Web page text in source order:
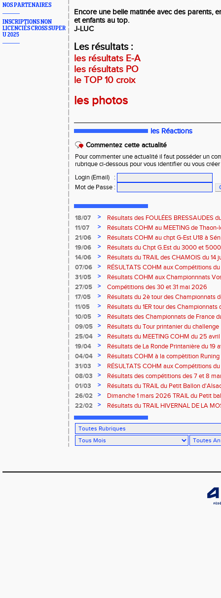
NOS PARTENAIRES
INSCRIPTIONS NON
LICENCIÉS CROSS SUPER
U 2025
Encore une belle matinée avec des parents,
et enfants au top.
J-LUC
Les résultats :
les résultats E-A
les résultats PO
le TOP 10 croix
les photos
les Réactions
Commentez cette actualité
Pour commenter une actualité il faut posséder un
rubrique ci-dessous pour vous identifier ou vous
Login (Email)
:
Mot de Passe :
18/07 >
Résultats des FOULÉES BRESSAUDES
Bresse
11/07 >
Résultats COHM au MEETING de Thaon-
2026
21/06 >
Résultats COHM au chpt G-Est U18 à
2026
19/06 >
Résultats du Chpt G.Est du 3000 et
Amneville
14/06 >
Résultats du TRAIL des CHAMOIS du 14
Moselotte
07/06 >
RÉSULTATS COHM aux Compétitions
31/05
>
Résultats COHM aux Championnnats
Masters du 31 mai 2026 à Remiremont
27/05 >
Compétitions des 30 et 31 mai 2026
17/05
>
Résultats du 2è tour des Championnats
région G-Est du 17 mai 2025 à
11/05 >
Résultats du 1ER tour des Championnats
Thaon-les Vosges
10/05 >
Résultats des Championnats de France
Marathon du 10 mai à Troyes
09/05 >
Résultats du Tour printanier du
25/04
>
Résultats du MEETING COHM du 25
19/04
>
Résultats de La Ronde Printanière du 19
route de Belfort
04/04 >
Résultats COHM à la compètition
court" des 4 et 5 avril à Toul
31/03 >
RÉSULTATS COHM aux Compétitions
08/03
>
Résultats des compétitions des 7 et 8
01/03
>
Résultats du TRAIL du Petit Ballon
Rouffach-68
26/02 >
Dimanche 1 mars 2026 TRAIL du Petit
ROUFFACH 68
22/02 >
Résultats du TRAIL HIVERNAL DE LA